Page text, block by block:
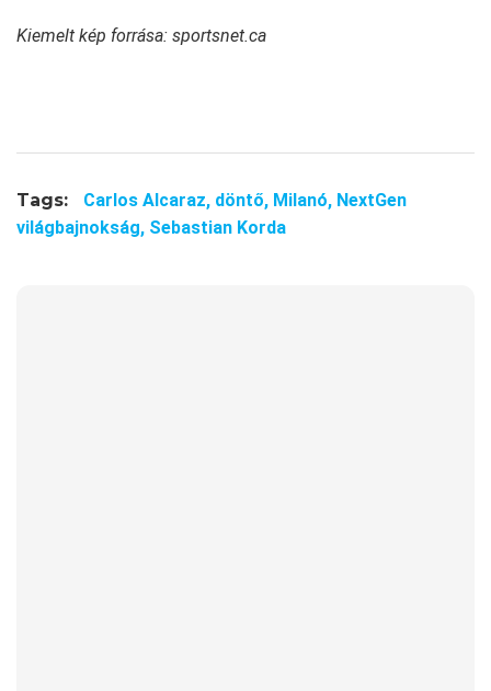
Kiemelt kép forrása: sportsnet.ca
Tags: Carlos Alcaraz, döntő, Milanó, NextGen
világbajnokság, Sebastian Korda